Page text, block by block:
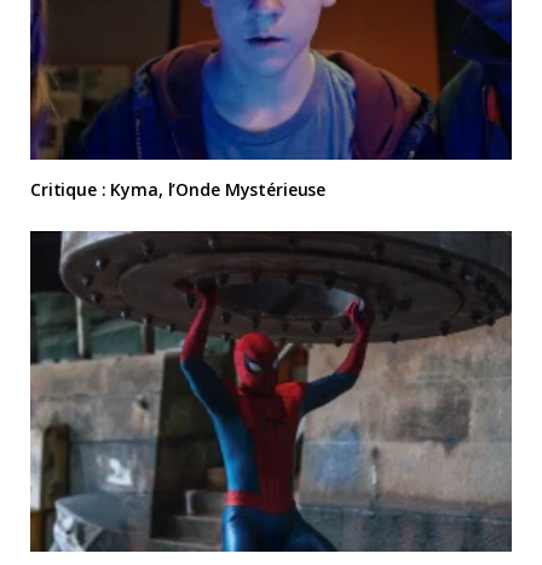
Critique : Kyma, l’Onde Mystérieuse